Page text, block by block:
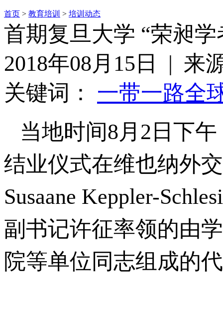
首页 > 教育培训 > 培训动态
首期复旦大学 “荣昶
2018年08月15日 | 来
关键词： 一带一路全
当地时间8月2日下
结业仪式在维也纳外
Susaane Keppler-
副书记许征率领的由
院等单位同志组成的